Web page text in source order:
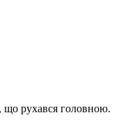
що рухався головною.